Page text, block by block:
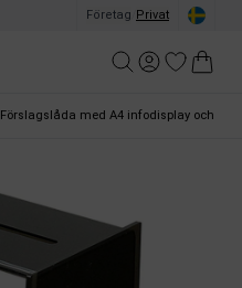
Företag Privat
Förslagslåda med A4 infodisplay och